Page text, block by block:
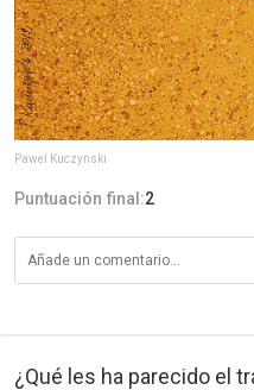
Pawel Kuczynski
Puntuación final:2
¿Qué les ha parecido el